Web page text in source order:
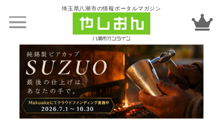
埼玉県八潮市の情報ポータルマガジン